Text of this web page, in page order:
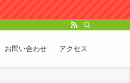
お問い合わせ アクセス